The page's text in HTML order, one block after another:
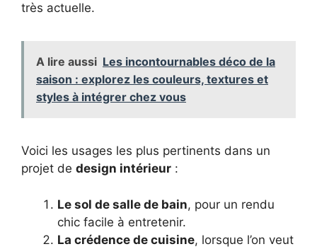
très actuelle.
A lire aussi Les incontournables déco de la
saison : explorez les couleurs, textures et
styles à intégrer chez vous
Voici les usages les plus pertinents dans un
projet de design intérieur :
Le sol de salle de bain, pour un rendu
chic facile à entretenir.
La crédence de cuisine, lorsque l’on veut